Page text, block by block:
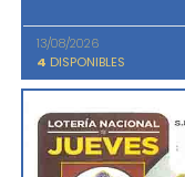
13/08/2026
4 DISPONIBLES